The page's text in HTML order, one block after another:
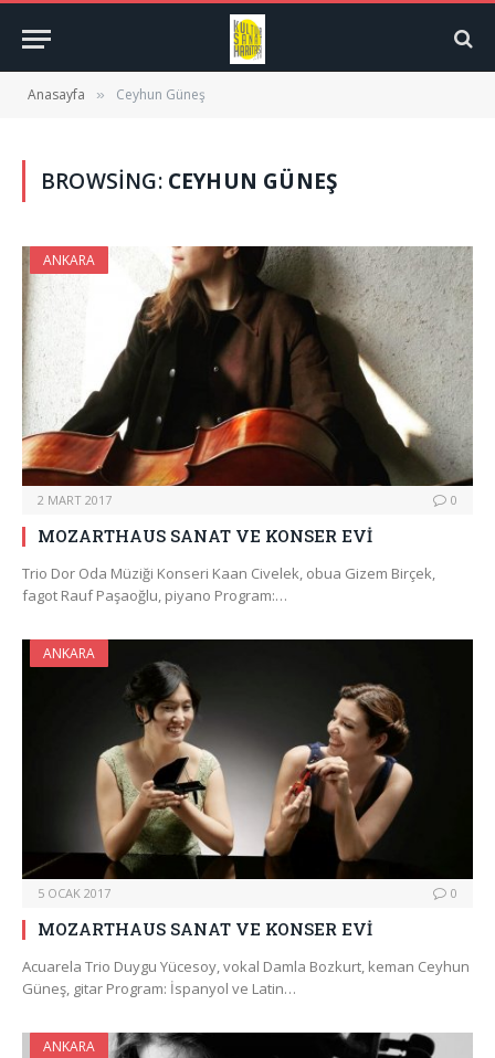
Anasayfa » Ceyhun Güneş
BROWSING: CEYHUN GÜNEŞ
ANKARA
2 MART 2017 0
MOZARTHAUS SANAT VE KONSER EVİ
Trio Dor Oda Müziği Konseri Kaan Civelek, obua Gizem Birçek,
fagot Rauf Paşaoğlu, piyano Program:…
ANKARA
5 OCAK 2017 0
MOZARTHAUS SANAT VE KONSER EVİ
Acuarela Trio Duygu Yücesoy, vokal Damla Bozkurt, keman Ceyhun
Güneş, gitar Program: İspanyol ve Latin…
ANKARA